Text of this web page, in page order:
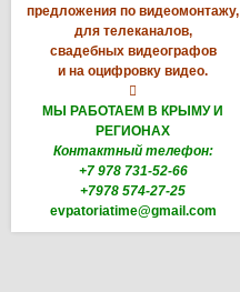
предложения по видеомонтажу,
для телеканалов,
свадебных видеографов
и на оцифровку видео.

МЫ РАБОТАЕМ В КРЫМУ И
РЕГИОНАХ
Контактный телефон:
+7 978 731-52-66
+7978 574-27-25
evpatoriatime@gmail.com